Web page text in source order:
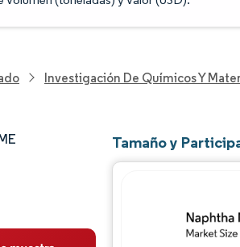
Investigación De Químicos Y
Tamaño y